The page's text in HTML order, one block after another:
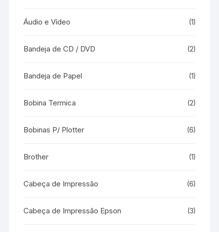
Áudio e Vídeo (1)
Bandeja de CD / DVD (2)
Bandeja de Papel (1)
Bobina Termica (2)
Bobinas P/ Plotter (6)
Brother (1)
Cabeça de Impressão (6)
Cabeça de Impressão Epson (3)